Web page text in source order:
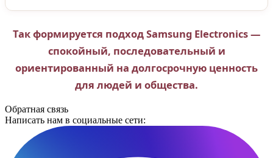
Так формируется подход Samsung Electronics —
спокойный, последовательный и
ориентированный на долгосрочную ценность
для людей и общества.
Обратная связь
Написать нам в социальные сети: